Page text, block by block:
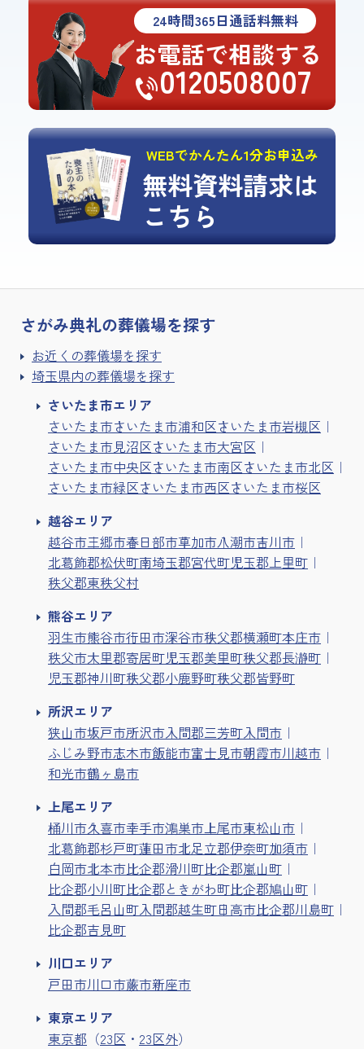
24時間365日通話料無料
お電話で相談する
0120508007
WEBでかんたん1分お申込み
無料資料請求は
こちら
さがみ典礼の葬儀場を探す
お近くの葬儀場を探す
埼玉県内の葬儀場を探す
さいたま市エリア
さいたま市さいたま市浦和区さいたま市岩槻区
さいたま市見沼区さいたま市大宮区
さいたま市中央区さいたま市南区さいたま市北区
さいたま市緑区さいたま市西区さいたま市桜区
越谷エリア
越谷市三郷市春日部市草加市八潮市吉川市
北葛飾郡松伏町南埼玉郡宮代町児玉郡上里町
秩父郡東秩父村
熊谷エリア
羽生市熊谷市行田市深谷市秩父郡横瀬町本庄市
秩父市大里郡寄居町児玉郡美里町秩父郡長瀞町
児玉郡神川町秩父郡小鹿野町秩父郡皆野町
所沢エリア
狭山市坂戸市所沢市入間郡三芳町入間市
ふじみ野市志木市飯能市富士見市朝霞市川越市
和光市鶴ヶ島市
上尾エリア
桶川市久喜市幸手市鴻巣市 上尾市東松山市
北葛飾郡杉戸町蓮田市北足立郡伊奈町加須市
白岡市北本市比企郡滑川町比企郡嵐山町
比企郡小川町比企郡ときがわ町比企郡鳩山町
入間郡毛呂山町入間郡越生町日高市比企郡川島町
比企郡吉見町
川口エリア
戸田市川口市蕨市新座市
東京エリア
東京都 （23区 ・ 23区外）